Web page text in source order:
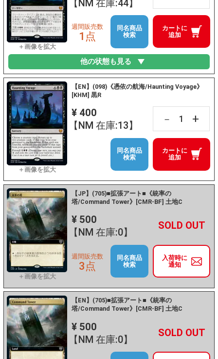
【NM 在庫:44】
カートに
追加
週間販売数
1点
同名商品
検索
他の状態も見る
【EN】(098)《憑依の航海/Haunting Voyage》
[KHM] 黒R
¥ 400
【NM 在庫:13】
－ +
カートに
追加
同名商品
検索
【JP】(705)■拡張アート■《統率の
塔/Command Tower》[CMR-BF] 土地C
¥ 500
【NM 在庫:0】
－ +
入荷時に
通知
週間販売数
3点
同名商品
検索
【EN】(705)■拡張アート■《統率の
塔/Command Tower》[CMR-BF] 土地C
¥ 500
【NM 在庫:0】
－ +